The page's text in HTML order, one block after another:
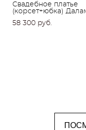
Свадебное платье
(корсет+юбка)
58 300 pуб.